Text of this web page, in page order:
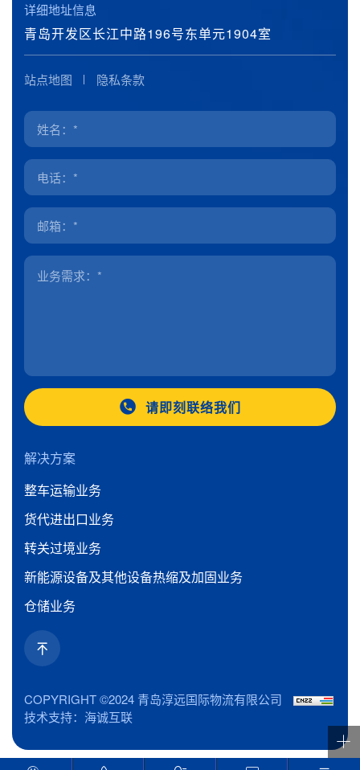
详细地址信息
青岛开发区长江中路196号东单元1904室
站点地图 隐私条款
请即刻联络我们
解决方案
整车运输业务
货代进出口业务
转关过境业务
新能源设备及其他设备热缩及加固业务
仓储业务
COPYRIGHT ©2024 青岛淳远国际物流有限公司
技术支持：海诚互联